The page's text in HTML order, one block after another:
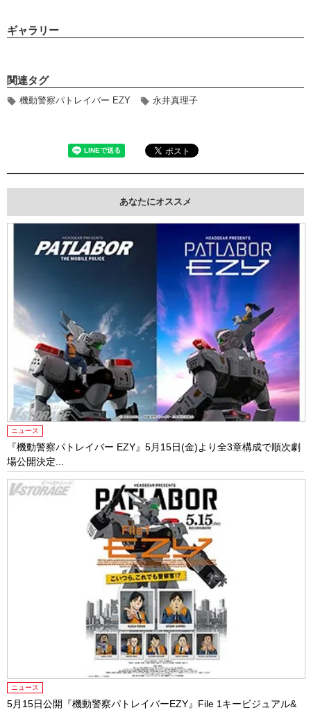
ギャラリー
関連タグ
機動警察パトレイバー EZY 永井真理子
あなたにオススメ
ニュース
『機動警察パトレイバー EZY』5月15日(金)より全3章構成で順次劇
場公開決定...
ニュース
5月15日公開『機動警察パトレイバーEZY』File 1キービジュアル&